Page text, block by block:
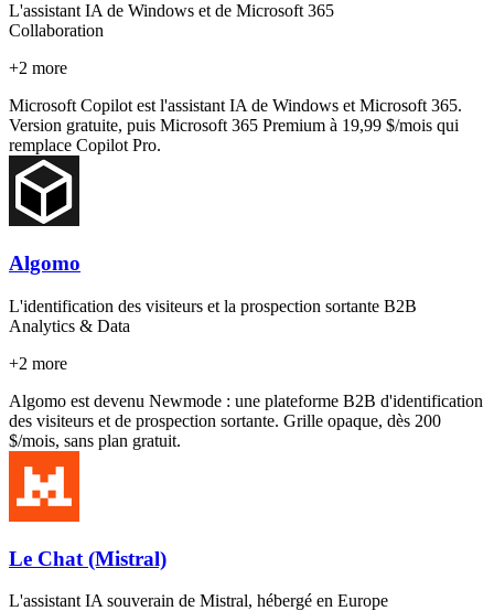
L'assistant IA de Windows et de Microsoft 365
Collaboration
+2 more
Microsoft Copilot est l'assistant IA de Windows et Microsoft 365.
Version gratuite, puis Microsoft 365 Premium à 19,99 $/mois qui
remplace Copilot Pro.
Algomo
L'identification des visiteurs et la prospection sortante B2B
Analytics & Data
+2 more
Algomo est devenu Newmode : une plateforme B2B d'identification
des visiteurs et de prospection sortante. Grille opaque, dès 200
$/mois, sans plan gratuit.
Le Chat (Mistral)
L'assistant IA souverain de Mistral, hébergé en Europe